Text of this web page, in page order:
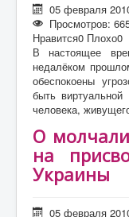
05 февраля
Просмотров:
Нравится0 Плохо0
В настоящее
недалёком
обеспокоены
быть
человека,
О
на
Украины
05 февраля